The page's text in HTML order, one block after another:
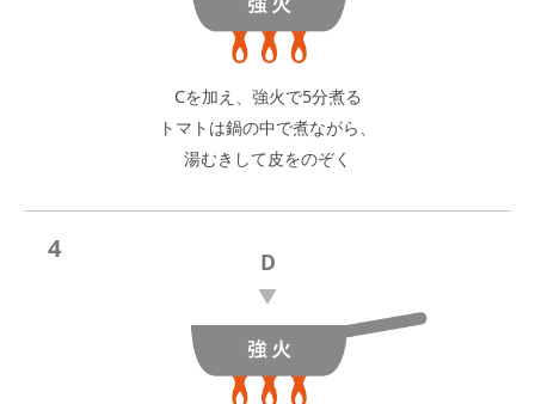
Cを加え、強火で5分煮る
トマトは鍋の中で煮ながら、
湯むきして皮をのぞく
4 D